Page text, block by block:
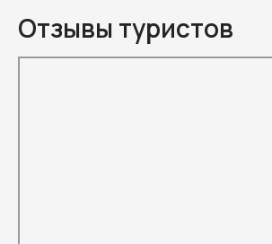
Отзывы туристов